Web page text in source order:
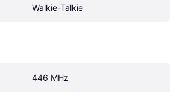
Walkie-Talkie
446 MHz